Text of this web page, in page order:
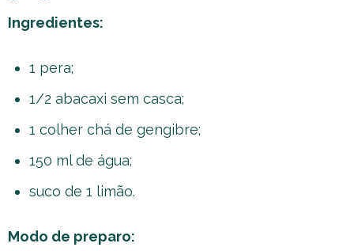
Ingredientes:
1 pera;
1/2 abacaxi sem casca;
1 colher chá de gengibre;
150 ml de água;
suco de 1 limão.
Modo de preparo: